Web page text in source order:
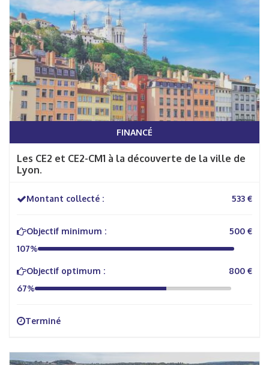
FINANCÉ
Les CE2 et CE2-CM1 à la découverte de la ville de
Lyon.
Montant collecté : 533 €
Objectif minimum :
500 €
107%
Objectif optimum :
800 €
67%
Terminé